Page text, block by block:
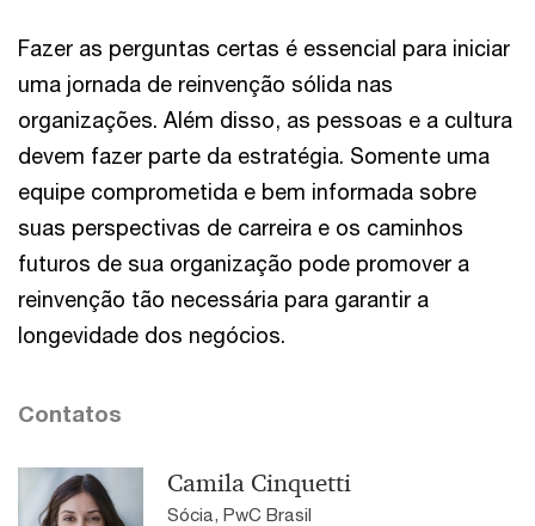
Fazer as perguntas certas é essencial para iniciar
uma jornada de reinvenção sólida nas
organizações. Além disso, as pessoas e a cultura
devem fazer parte da estratégia. Somente uma
equipe comprometida e bem informada sobre
suas perspectivas de carreira e os caminhos
futuros de sua organização pode promover a
reinvenção tão necessária para garantir a
longevidade dos negócios.
Contatos
Camila Cinquetti
Sócia, PwC Brasil